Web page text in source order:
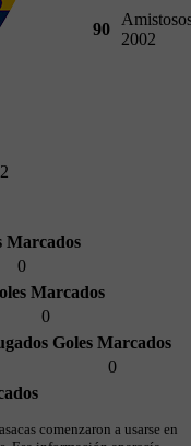
90
2002
Marcados
0
Marcados
0
Goles Marcados
0
comenzaron a usarse en